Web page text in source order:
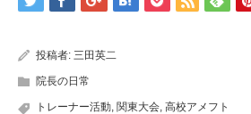
投稿者: 三田英二
院長の日常
トレーナー活動, 関東大会, 高校アメフト